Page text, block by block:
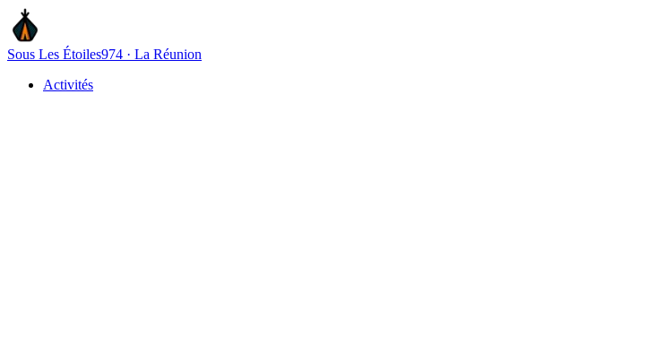
Sous Les Étoiles974 · La Réunion
Activités